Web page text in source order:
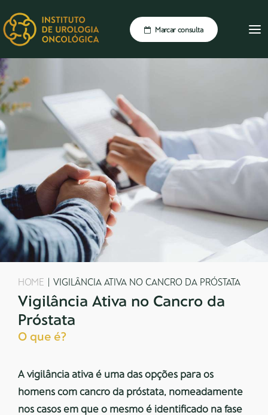
Marcar consulta
HOME VIGILÂNCIA ATIVA NO CANCRO DA PRÓSTATA
Vigilância Ativa no Cancro da
Próstata
O que é?
A vigilância ativa é uma das opções para os
homens com cancro da próstata, nomeadamente
nos casos em que o mesmo é identificado na fase